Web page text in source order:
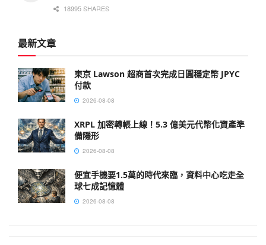
18995 SHARES
最新文章
東京 Lawson 超商首次完成日圓穩定幣 JPYC
付款
2026-08-08
XRPL 加密轉帳上線！5.3 億美元代幣化資產準
備隱形
2026-08-08
便宜手機要1.5萬的時代來臨，資料中心吃走全
球七成記憶體
2026-08-08